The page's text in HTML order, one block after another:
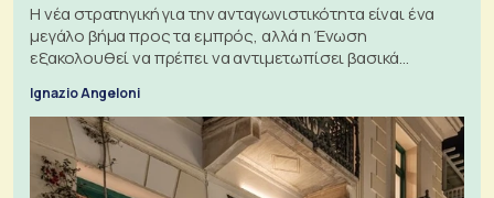
Η νέα στρατηγική για την ανταγωνιστικότητα είναι ένα
μεγάλο βήμα προς τα εμπρός, αλλά η Ένωση
εξακολουθεί να πρέπει να αντιμετωπίσει βασικά
Ignazio Angeloni